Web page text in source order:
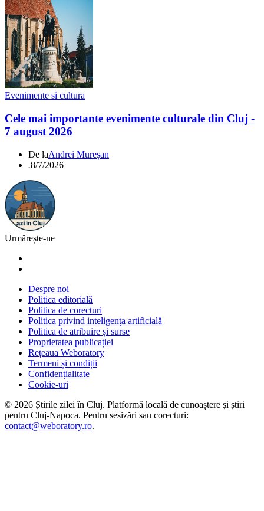
Evenimente si cultura
Cele mai importante evenimente culturale din Cluj -
7 august 2026
De laAndrei Mureșan
.8/7/2026
Urmărește-ne
Despre noi
Politica editorială
Politica de corecturi
Politica privind inteligența artificială
Politica de atribuire și surse
Proprietatea publicației
Rețeaua Weboratory
Termeni și condiții
Confidențialitate
Cookie-uri
© 2026 Știrile zilei în Cluj. Platformă locală de cunoaștere și știri
pentru Cluj-Napoca. Pentru sesizări sau corecturi:
contact@weboratory.ro.